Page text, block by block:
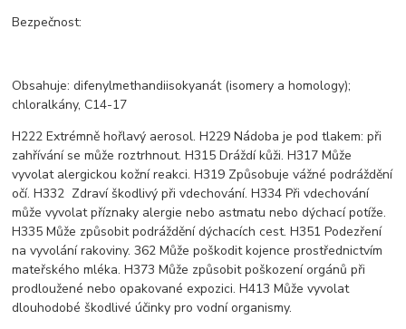
Bezpečnost:
Obsahuje: difenylmethandiisokyanát (isomery a homology);
chloralkány, C14-17
H222 Extrémně hořlavý aerosol. H229 Nádoba je pod tlakem: při
zahřívání se může roztrhnout. H315 Dráždí kůži. H317 Může
vyvolat alergickou kožní reakci. H319 Způsobuje vážné podráždění
očí. H332 Zdraví škodlivý při vdechování. H334 Při vdechování
může vyvolat příznaky alergie nebo astmatu nebo dýchací potíže.
H335 Může způsobit podráždění dýchacích cest. H351 Podezření
na vyvolání rakoviny. 362 Může poškodit kojence prostřednictvím
mateřského mléka. H373 Může způsobit poškození orgánů při
prodloužené nebo opakované expozici. H413 Může vyvolat
dlouhodobé škodlivé účinky pro vodní organismy.